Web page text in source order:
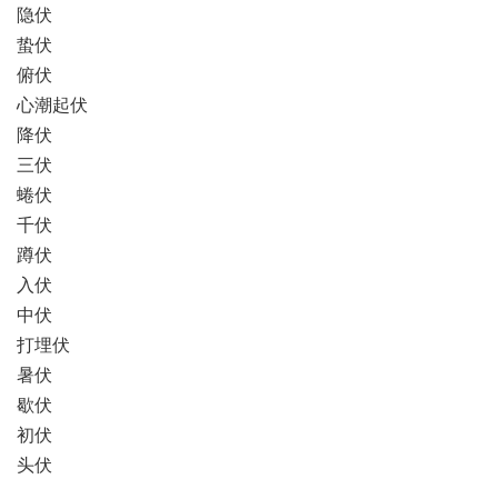
隐伏
蛰伏
俯伏
心潮起伏
降伏
三伏
蜷伏
千伏
蹲伏
入伏
中伏
打埋伏
暑伏
歇伏
初伏
头伏